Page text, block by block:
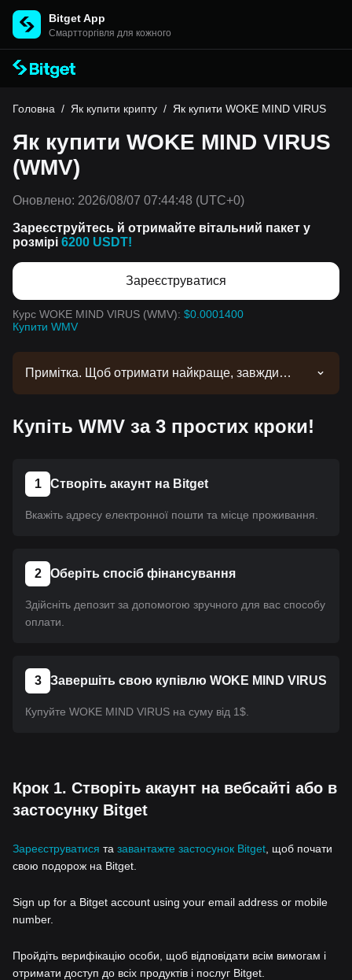
Bitget App
Cмартторгівля для кожного
Головна / Як купити крипту / Як купити WOKE MIND VIRUS
Як купити WOKE MIND VIRUS
(WMV)
Оновлено: 2026/08/07 07:44:48 (UTC+0)
Зареєструйтесь й отримайте вітальний пакет у
розмірі 6200 USDT!
Зареєструватися
Курс WOKE MIND VIRUS (WMV): $0.0001400
Купити WMV
Примітка. Щоб отримати найкраще, завжди
вона стане доступною на Bitget, ви зможете
один і той самий посібник.
Купіть WMV за 3 простих кроки!
1 Створіть акаунт на Bitget
Вкажіть адресу електронної пошти та місце проживання.
2 Оберіть спосіб фінансування
Здійсніть депозит за допомогою зручного для вас способу
оплати.
3 Завершіть свою купівлю WOKE MIND VIRUS
Купуйте WOKE MIND VIRUS на суму від 1$.
Крок 1. Створіть акаунт на вебсайті або в
застосунку Bitget
Зареєструватися та завантажте застосунок Bitget , щоб почати
свою подорож на Bitget.
Sign up for a Bitget account using your email address or mobile
number.
Пройдіть верифікацію особи, щоб відповідати всім вимогам і
отримати доступ до всіх продуктів і послуг Bitget.